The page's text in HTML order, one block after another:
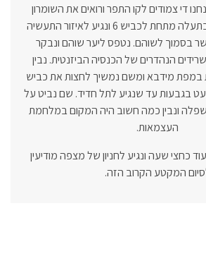
די צמודים לקו התפר ורואים את השומרון
קרוב ממזרח. נחצה בתעלה מתחת לכביש 6 ונגיע לאיזור התעשיה
בסמוך לשוהם. נטפס ליער שוהם ונבקר
הנהדרים של הכנסיה הביזנטית. נבין
במפת מידבא ומשם נמשיך לחצות את כביש
בגבעות עד שנגיע לתל חדיד. שם נביט על
ונבין כמה חשוב היה המקום במלחמת
העצמאות.
כחצי שעה ונגיע לחניון של מצפה מודיעין
המקטע הקרוב הזה.